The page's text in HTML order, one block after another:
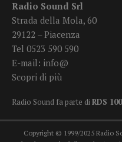
Radio Sound Srl
Strada della Mola, 60
29122 – Piacenza
Tel 0523 590 590
E-mail: info@
Scopri di più
Radio Sound fa parte diRDS
Copyright © 1999/2025 Radio